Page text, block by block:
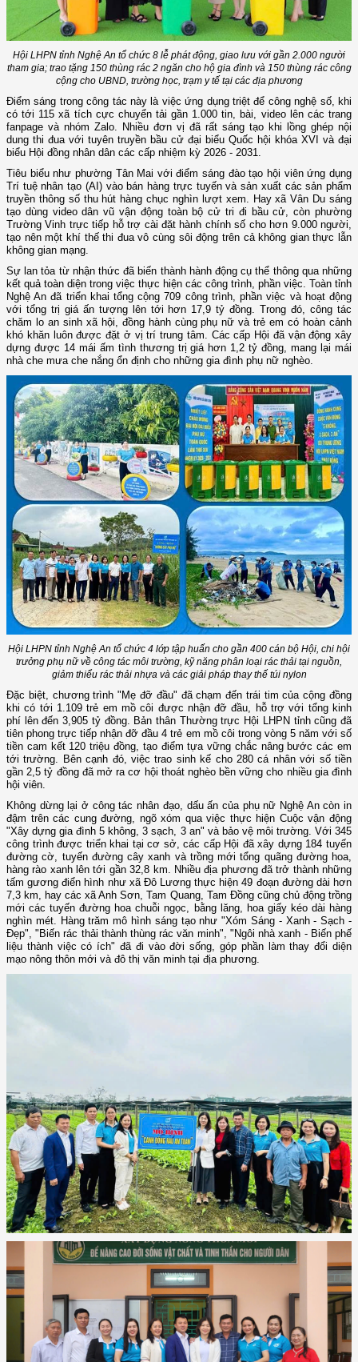
Hội LHPN tỉnh Nghệ An tổ chức 8 lễ phát động, giao lưu với gần 2.000 người
tham gia; trao tặng 150 thùng rác 2 ngăn cho hộ gia đình và 150 thùng rác công
cộng cho UBND, trường học, trạm y tế tại các địa phương
Điểm sáng trong công tác này là việc ứng dụng triệt để công nghệ số, khi
có tới 115 xã tích cực chuyển tải gần 1.000 tin, bài, video lên các trang
fanpage và nhóm Zalo. Nhiều đơn vị đã rất sáng tạo khi lồng ghép nội
dung thi đua với tuyên truyền bầu cử đại biểu Quốc hội khóa XVI và đại
biểu Hội đồng nhân dân các cấp nhiệm kỳ 2026 - 2031.
Tiêu biểu như phường Tân Mai với điểm sáng đào tạo hội viên ứng dụng
Trí tuệ nhân tạo (AI) vào bán hàng trực tuyến và sản xuất các sản phẩm
truyền thông số thu hút hàng chục nghìn lượt xem. Hay xã Vân Du sáng
tạo dùng video dân vũ vận động toàn bộ cử tri đi bầu cử, còn phường
Trường Vinh trực tiếp hỗ trợ cài đặt hành chính số cho hơn 9.000 người,
tạo nên một khí thế thi đua vô cùng sôi động trên cả không gian thực lẫn
không gian mạng.
Sự lan tỏa từ nhận thức đã biến thành hành động cụ thể thông qua những
kết quả toàn diện trong việc thực hiện các công trình, phần việc. Toàn tỉnh
Nghệ An đã triển khai tổng cộng 709 công trình, phần việc và hoạt động
với tổng trị giá ấn tượng lên tới hơn 17,9 tỷ đồng. Trong đó, công tác
chăm lo an sinh xã hội, đồng hành cùng phụ nữ và trẻ em có hoàn cảnh
khó khăn luôn được đặt ở vị trí trung tâm. Các cấp Hội đã vận động xây
dựng được 14 mái ấm tình thương trị giá hơn 1,2 tỷ đồng, mang lại mái
nhà che mưa che nắng ổn định cho những gia đình phụ nữ nghèo.
Hội LHPN tỉnh Nghệ An tổ chức 4 lớp tập huấn cho gần 400 cán bộ Hội, chi hội
trưởng phụ nữ về công tác môi trường, kỹ năng phân loại rác thải tại nguồn,
giảm thiểu rác thải nhựa và các giải pháp thay thế túi nylon
Đặc biệt, chương trình "Mẹ đỡ đầu" đã chạm đến trái tim của cộng đồng
khi có tới 1.109 trẻ em mồ côi được nhận đỡ đầu, hỗ trợ với tổng kinh
phí lên đến 3,905 tỷ đồng. Bản thân Thường trực Hội LHPN tỉnh cũng đã
tiên phong trực tiếp nhận đỡ đầu 4 trẻ em mồ côi trong vòng 5 năm với số
tiền cam kết 120 triệu đồng, tạo điểm tựa vững chắc nâng bước các em
tới trường. Bên cạnh đó, việc trao sinh kế cho 280 cá nhân với số tiền
gần 2,5 tỷ đồng đã mở ra cơ hội thoát nghèo bền vững cho nhiều gia đình
hội viên.
Không dừng lại ở công tác nhân đạo, dấu ấn của phụ nữ Nghệ An còn in
đậm trên các cung đường, ngõ xóm qua việc thực hiện Cuộc vận động
"Xây dựng gia đình 5 không, 3 sạch, 3 an" và bảo vệ môi trường. Với 345
công trình được triển khai tại cơ sở, các cấp Hội đã xây dựng 184 tuyến
đường cờ, tuyến đường cây xanh và trồng mới tổng quãng đường hoa,
hàng rào xanh lên tới gần 32,8 km. Nhiều địa phương đã trở thành những
tấm gương điển hình như xã Đô Lương thực hiện 49 đoạn đường dài hơn
7,3 km, hay các xã Anh Sơn, Tam Quang, Tam Đồng cũng chủ động trồng
mới các tuyến đường hoa chuỗi ngọc, bằng lăng, hoa giấy kéo dài hàng
nghìn mét. Hàng trăm mô hình sáng tạo như "Xóm Sáng - Xanh - Sạch -
Đẹp", "Biến rác thải thành thùng rác văn minh", "Ngôi nhà xanh - Biến phế
liệu thành việc có ích" đã đi vào đời sống, góp phần làm thay đổi diện
mạo nông thôn mới và đô thị văn minh tại địa phương.